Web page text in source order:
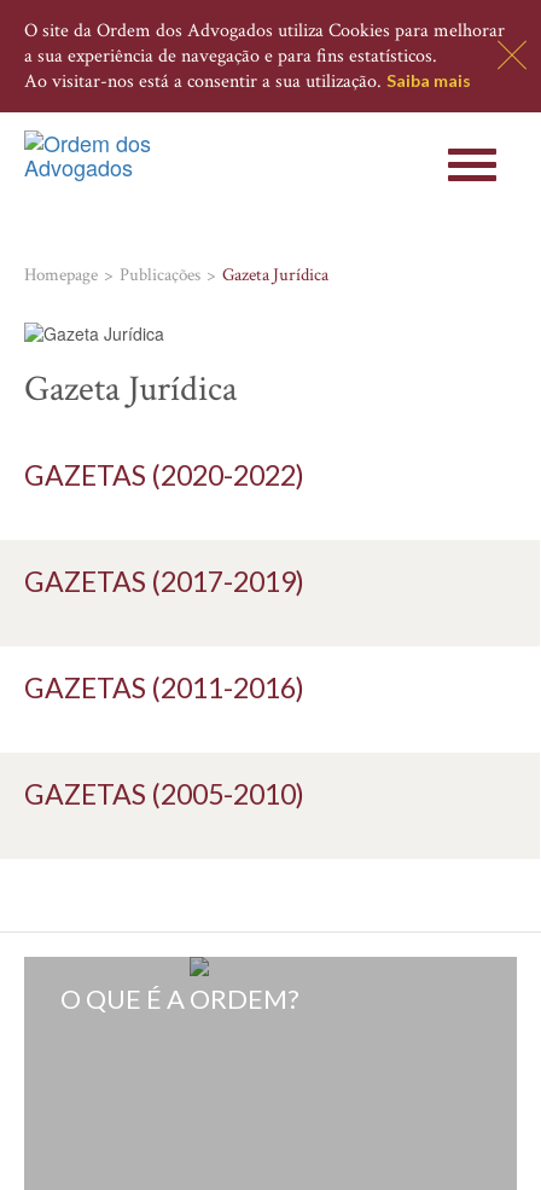
O site da Ordem dos Advogados utiliza Cookies para melhorar
a sua experiência de navegação e para fins estatísticos.
Ao visitar-nos está a consentir a sua utilização. Saiba mais
Toggle
Homepage Publicações Gazeta Jurídica
Gazeta Jurídica
GAZETAS (2020-2022)
GAZETAS (2017-2019)
GAZETAS (2011-2016)
GAZETAS (2005-2010)
O QUE É A ORDEM?